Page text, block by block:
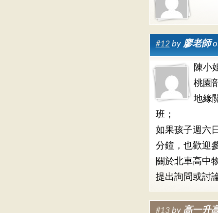
#12by 廖老師
陳小
桃園
地緣
班；
如果孩子週六
分鐘，也歡迎
關於北車高中
提出詢問或討
#13by 高一升